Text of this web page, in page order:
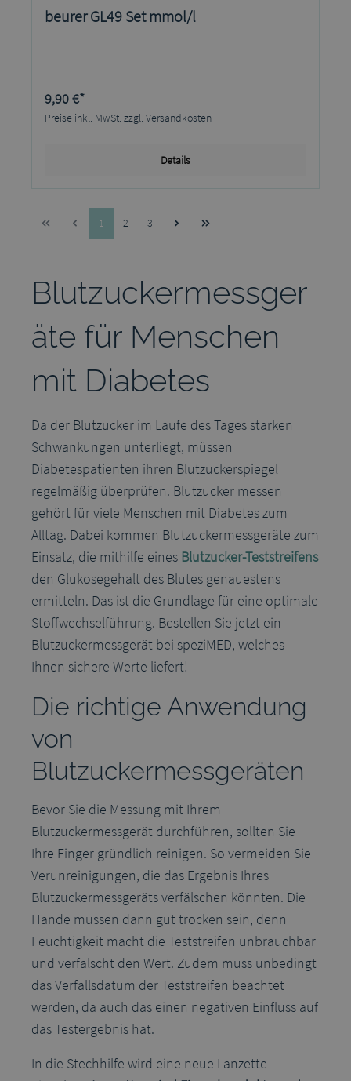
beurer GL49 Set mmol/l
9,90 €*
Preise inkl. MwSt. zzgl. Versandkosten
Details
Seite
1 Seite
2 Seite
3
Blutzuckermessger
äte für Menschen
mit Diabetes
Da der Blutzucker im Laufe des Tages starken
Schwankungen unterliegt, müssen
Diabetespatienten ihren Blutzuckerspiegel
regelmäßig überprüfen. Blutzucker messen
gehört für viele Menschen mit Diabetes zum
Alltag. Dabei kommen Blutzuckermessgeräte zum
Einsatz, die mithilfe eines Blutzucker-Teststreifens
den Glukosegehalt des Blutes genauestens
ermitteln. Das ist die Grundlage für eine optimale
Stoffwechselführung. Bestellen Sie jetzt ein
Blutzuckermessgerät bei speziMED, welches
Ihnen sichere Werte liefert!
Die richtige Anwendung
von
Blutzuckermessgeräten
Bevor Sie die Messung mit Ihrem
Blutzuckermessgerät durchführen, sollten Sie
Ihre Finger gründlich reinigen. So vermeiden Sie
Verunreinigungen, die das Ergebnis Ihres
Blutzuckermessgeräts verfälschen könnten. Die
Hände müssen dann gut trocken sein, denn
Feuchtigkeit macht die Teststreifen unbrauchbar
und verfälscht den Wert. Zudem muss unbedingt
das Verfallsdatum der Teststreifen beachtet
werden, da auch das einen negativen Einfluss auf
das Testergebnis hat.
In die Stechhilfe wird eine neue Lanzette